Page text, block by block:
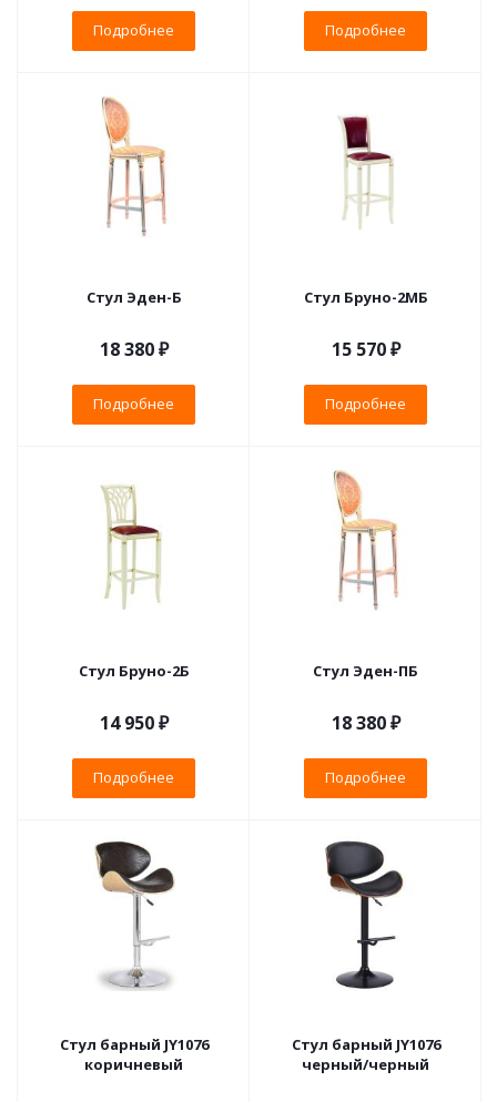
Подробнее Подробнее
Стул Эден-Б
18 380 ₽
Подробнее
Стул Бруно-2МБ
15 570 ₽
Подробнее
Стул Бруно-2Б
14 950 ₽
Подробнее
Стул Эден-ПБ
18 380 ₽
Подробнее
Стул барный JY1076
коричневый
Стул барный JY1076
черный/черный